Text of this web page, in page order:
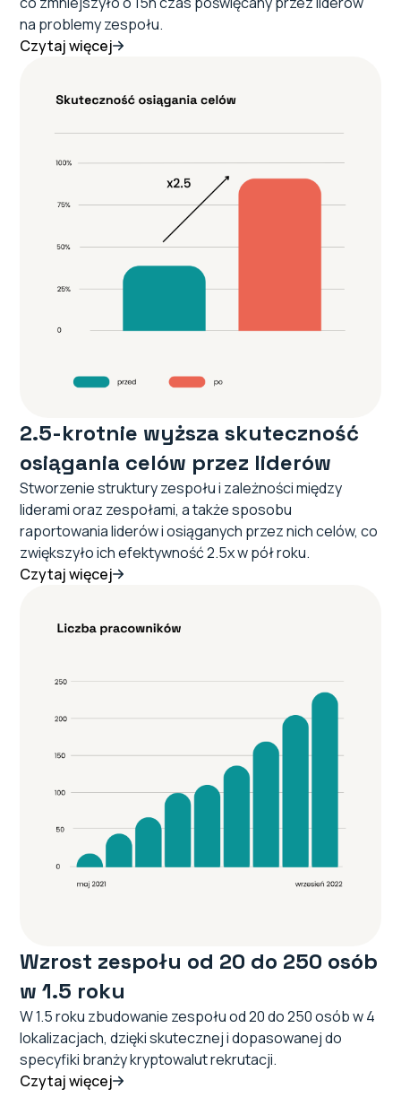
na problemy zespołu.
Czytaj więcej
2.5-krotnie wyższa skuteczność
osiągania celów przez liderów
Stworzenie struktury zespołu i zależności między
liderami oraz zespołami, a także sposobu
raportowania liderów i osiąganych przez nich celów, co
zwiększyło ich efektywność 2.5x w pół roku.
Czytaj więcej
Wzrost zespołu od 20 do 250 osób
w 1.5 roku
W 1.5 roku zbudowanie zespołu od 20 do 250 osób w 4
lokalizacjach, dzięki skutecznej i dopasowanej do
specyfiki branży kryptowalut rekrutacji.
Czytaj więcej